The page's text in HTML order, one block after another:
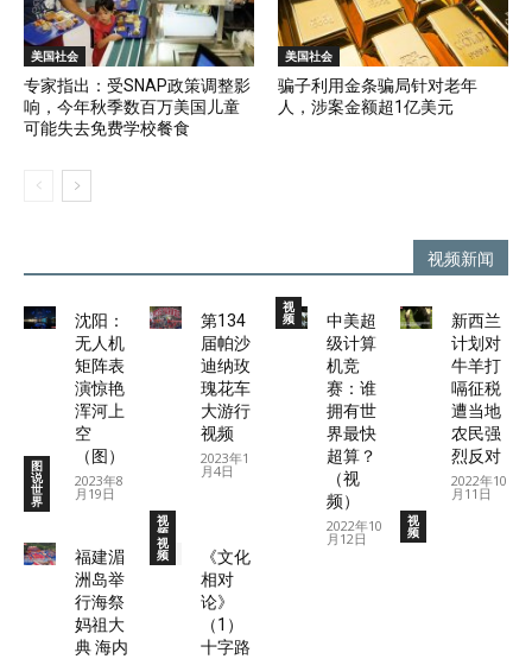
美国社会
专家指出：受SNAP政策调整影
响，今年秋季数百万美国儿童
可能失去免费学校餐食
美国社会
骗子利用金条骗局针对老年
人，涉案金额超1亿美元
视频新闻
图
说
世
界
沈阳：
无人机
矩阵表
演惊艳
浑河上
空
（图）
2023年8
月19日
视
频
第134
届帕沙
迪纳玫
瑰花车
大游行
视频
2023年1
月4日
视
频
中美超
级计算
机竞
赛：谁
拥有世
界最快
超算？
（视
频）
2022年10
月12日
视
频
新西兰
计划对
牛羊打
嗝征税
遭当地
农民强
烈反对
2022年10
月11日
福建湄
洲岛举
行海祭
妈祖大
典 海内
视
频
《文化
相对
论》
（1）
十字路